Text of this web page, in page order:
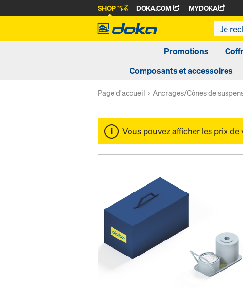
SHOP DOKA.COM MYDOKA
Promotions
Composants et accessoires
Page d'accueil Ancrages/Cônes de
Vous pouvez afficher les prix